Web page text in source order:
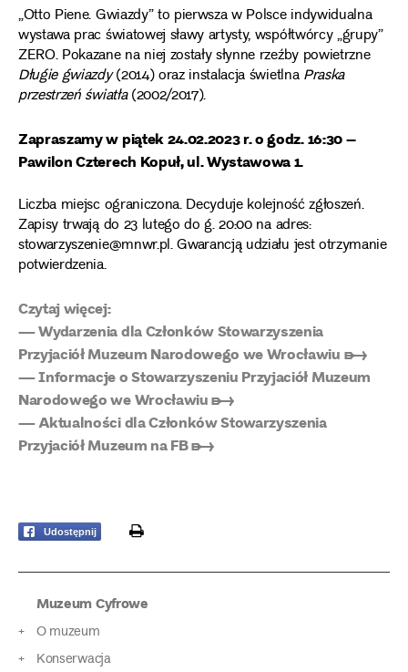
„Otto Piene. Gwiazdy” to pierwsza w Polsce indywidualna
wystawa prac światowej sławy artysty, współtwórcy „grupy”
ZERO. Pokazane na niej zostały słynne rzeźby powietrzne
Długie gwiazdy(2014) oraz instalacja świetlnaPraska
przestrzeń światła(2002/2017).
Zapraszamy w piątek 24.02.2023 r. o godz. 16:30 –
Pawilon Czterech Kopuł, ul. Wystawowa 1.
Liczba miejsc ograniczona. Decyduje kolejność zgłoszeń.
Zapisy trwają do 23 lutego do g. 20:00 na adres:
stowarzyszenie@mnwr.pl. Gwarancją udziału jest otrzymanie
potwierdzenia.
Czytaj więcej:
— Wydarzenia dla Członków Stowarzyszenia
Przyjaciół Muzeum Narodowego we Wrocławiu ➸
— Informacje o Stowarzyszeniu Przyjaciół Muzeum
Narodowego we Wrocławiu ➸
— Aktualności dla Członków Stowarzyszenia
Przyjaciół Muzeum na FB ➸
Udostępnij print
Muzeum Cyfrowe
O muzeum
Konserwacja